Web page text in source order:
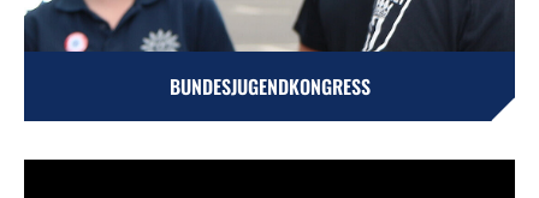
BUNDESJUGENDKONGRESS